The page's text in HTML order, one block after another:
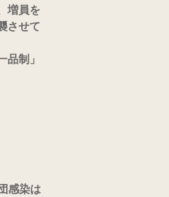
増員を
させて
制」
感染は